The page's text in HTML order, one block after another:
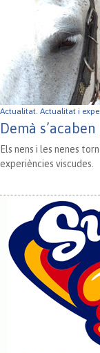
Actualitat. Actualitat i
Demà
Els nens i les nenes
experiències viscudes.